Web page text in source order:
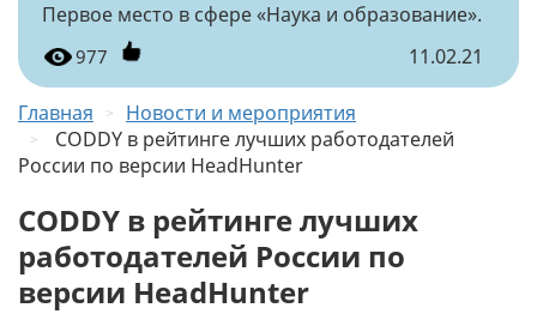
977 11.02.21
Первое место в сфере «Наука и образование».
Главная
Новости и мероприятия
CODDY в рейтинге лучших работодателей
России по версии HeadHunter
CODDY в рейтинге лучших
работодателей России по
версии HeadHunter